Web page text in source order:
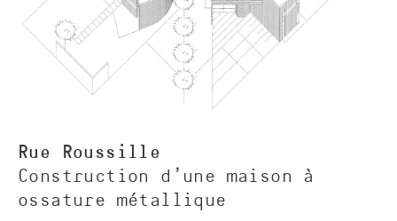
Rue Roussille
Construction d'une maison à
ossature métallique